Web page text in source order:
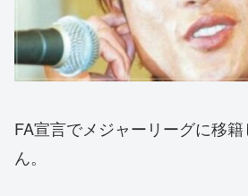
FA宣言でメジャーリーグに移
ん。